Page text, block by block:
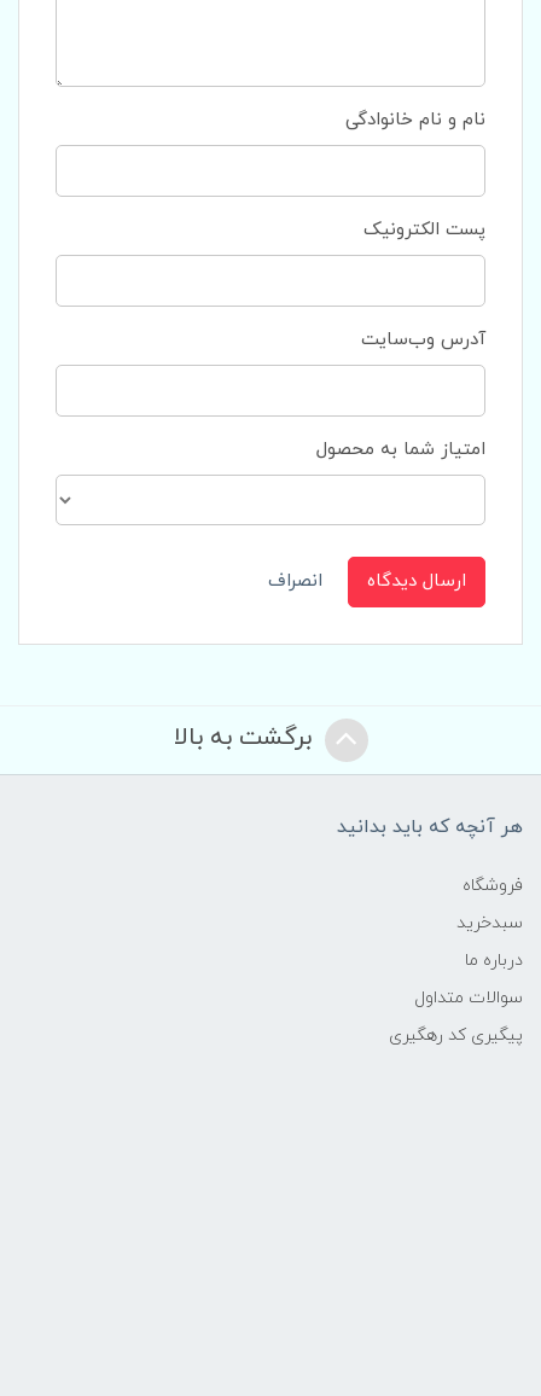
نام و نام خانوادگی
پست الکترونیک
آدرس وب‌سایت
امتیاز شما به محصول
ارسال دیدگاه انصراف
برگشت به بالا
هر آنچه که باید بدانید
فروشگاه
سبدخرید
درباره ما
سوالات متداول
پیگیری کد رهگیری